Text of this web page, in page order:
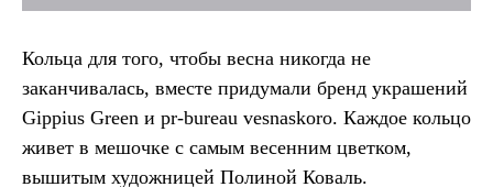
Кольца для того, чтобы весна никогда не
заканчивалась, вместе придумали бренд украшений
Gippius Green и pr-bureau vesnaskoro. Каждое кольцо
живет в мешочке с самым весенним цветком,
вышитым художницей Полиной Коваль.